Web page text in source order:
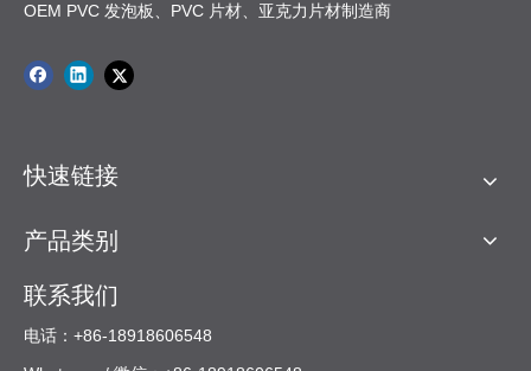
OEM PVC 发泡板、PVC 片材、亚克力片材制造商
快速链接
产品类别
联系我们
电话：+86-18918606548